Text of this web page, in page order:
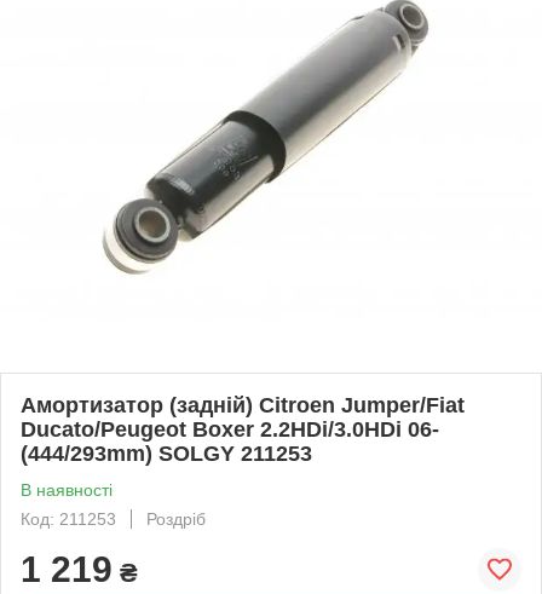
Амортизатор (задній) Citroen Jumper/Fiat
Ducato/Peugeot Boxer 2.2HDi/3.0HDi 06-
(444/293mm) SOLGY 211253
В наявності
Код: 211253
Роздріб
1 219 ₴